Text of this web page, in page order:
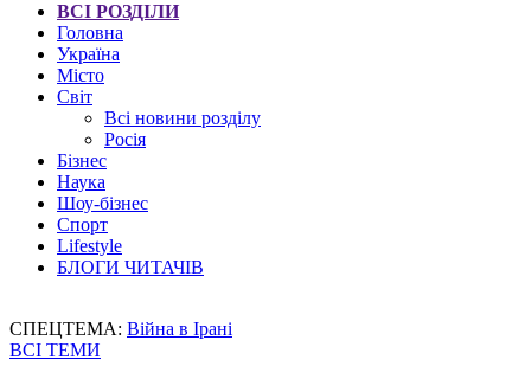
ВСІ РОЗДІЛИ
Головна
Україна
Місто
Світ
Всі новини розділу
Росія
Бізнес
Наука
Шоу-бізнес
Спорт
Lifestyle
БЛОГИ ЧИТАЧІВ
СПЕЦТЕМА: Війна в Ірані
ВСІ ТЕМИ